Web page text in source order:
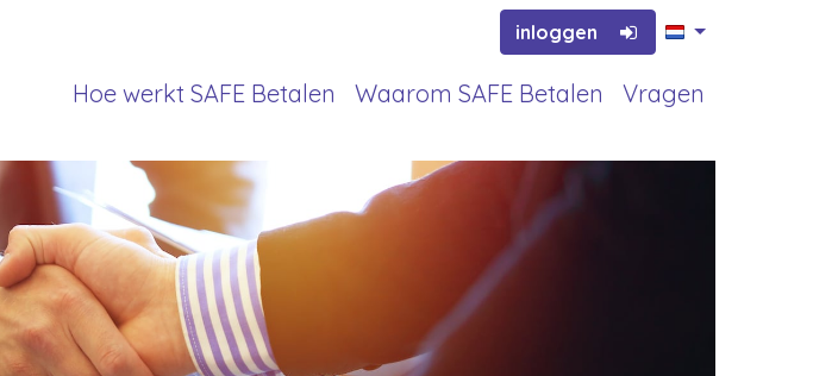
inloggen
Hoe werkt SAFE Betalen Waarom SAFE Betalen Vragen